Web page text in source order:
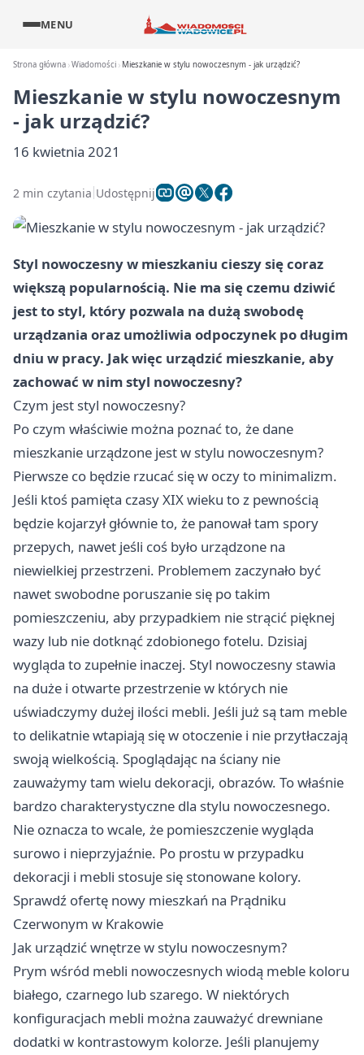
MENU
Strona główna Wiadomości Mieszkanie w stylu nowoczesnym - jak urządzić?
Mieszkanie w stylu nowoczesnym
- jak urządzić?
16 kwietnia 2021
2 min czytania Udostępnij
Styl nowoczesny w mieszkaniu cieszy się coraz
większą popularnością. Nie ma się czemu dziwić
jest to styl, który pozwala na dużą swobodę
urządzania oraz umożliwia odpoczynek po długim
dniu w pracy. Jak więc urządzić mieszkanie, aby
zachować w nim styl nowoczesny?
Czym jest styl nowoczesny?
Po czym właściwie można poznać to, że dane
mieszkanie urządzone jest w stylu nowoczesnym?
Pierwsze co będzie rzucać się w oczy to minimalizm.
Jeśli ktoś pamięta czasy XIX wieku to z pewnością
będzie kojarzył głównie to, że panował tam spory
przepych, nawet jeśli coś było urządzone na
niewielkiej przestrzeni. Problemem zaczynało być
nawet swobodne poruszanie się po takim
pomieszczeniu, aby przypadkiem nie strącić pięknej
wazy lub nie dotknąć zdobionego fotelu. Dzisiaj
wygląda to zupełnie inaczej. Styl nowoczesny stawia
na duże i otwarte przestrzenie w których nie
uświadczymy dużej ilości mebli. Jeśli już są tam meble
to delikatnie wtapiają się w otoczenie i nie przytłaczają
swoją wielkością. Spoglądając na ściany nie
zauważymy tam wielu dekoracji, obrazów. To właśnie
bardzo charakterystyczne dla stylu nowoczesnego.
Nie oznacza to wcale, że pomieszczenie wygląda
surowo i nieprzyjaźnie. Po prostu w przypadku
dekoracji i mebli stosuje się stonowane kolory.
Sprawdź ofertę nowy mieszkań na Prądniku
Czerwonym w Krakowie
Jak urządzić wnętrze w stylu nowoczesnym?
Prym wśród mebli nowoczesnych wiodą meble koloru
białego, czarnego lub szarego. W niektórych
konfiguracjach mebli można zauważyć drewniane
dodatki w kontrastowym kolorze. Jeśli planujemy